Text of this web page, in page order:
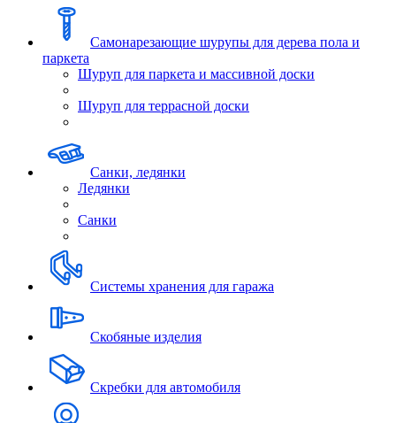
Самонарезающие шурупы для дерева пола и
паркета
Шуруп для паркета и массивной доски
Шуруп для террасной доски
Санки, ледянки
Ледянки
Санки
Системы хранения для гаража
Скобяные изделия
Скребки для автомобиля